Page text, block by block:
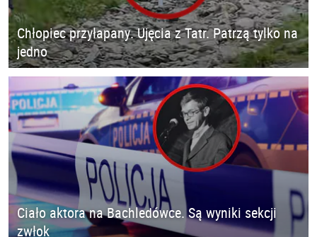
Chłopiec przyłapany. Ujęcia z Tatr. Patrzą tylko na
jedno
Ciało aktora na Bachledówce. Są wyniki sekcji
zwłok